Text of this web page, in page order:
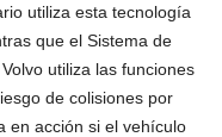
utiliza esta tecnología
que el Sistema de
utiliza las funciones
de colisiones por
en acción si el vehículo